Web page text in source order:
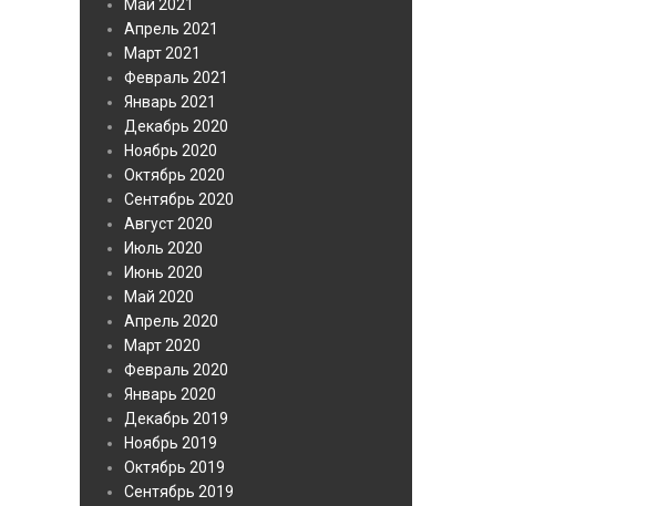
Май 2021
Апрель 2021
Март 2021
Февраль 2021
Январь 2021
Декабрь 2020
Ноябрь 2020
Октябрь 2020
Сентябрь 2020
Август 2020
Июль 2020
Июнь 2020
Май 2020
Апрель 2020
Март 2020
Февраль 2020
Январь 2020
Декабрь 2019
Ноябрь 2019
Октябрь 2019
Сентябрь 2019